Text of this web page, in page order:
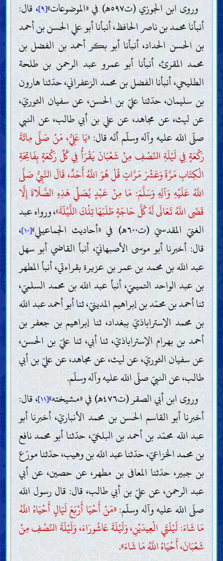
وروى ابن الجوزي (ت٥٩٧هـ) في «الموضوعات» [٩] ، قال:
أنبأنا محمد بن ناصر الحافظ، أنبأنا أبو علي الحسن بن أحمد
بن الحسن الحداد، أنبأنا أبو بكر أحمد بن الفضل بن
محمد المقرئ، أنبأنا أبو عمرو عبد الرحمن بن طلحة
الطليحي، أنبأنا الفضل بن محمد الزعفراني، حدّثنا هارون
بن سليمان، حدّثنا عليّ بن الحسن، عن سفيان الثوريّ،
عن ليث، عن مجاهد، عن علي بن أبي طالب، عن النبي
صلّى اللّه عليه وآله وسلّم أنّه قال:«يَا عَلِيُّ، مَنْ صَلَّى مِائَةَ
رَكْعَةٍ فِي لَيْلَةِ النِّصْفِ مِنْ شَعْبَانَ يَقْرَأُ فِي كُلِّ رَكْعَةٍ بِفَاتِحَةِ
الْكِتَابِ مَرَّةً وَعَشْرَ مَرَّاتٍ قُلْ هُوَ اللَّهُ أَحَدٌ، قَالَ النَّبِيُّ صَلَّى
اللَّهُ عَلَيْهِ وَآلِهِ وَسَلَّمَ: مَا مِنْ عَبْدٍ يُصَلِّي هَذِهِ الصَّلَاةَ إِلَّا
قَضَى اللَّهُ تَعَالَى لَهُ كُلَّ حَاجَةٍ طَلَبَهَا تِلْكَ اللَّيْلَةَ»، ورواه عبد
الغنيّ المقدسيّ (ت٦٠٠هـ) في «أحاديث الجماعيلي»
[١٠] ،
قال: أخبرنا أبو موسى الأصبهانيّ، أنبأ القاضي أبو سهل
عبد اللّه بن محمد بن عمر بن عزيرة بقراءتي، أنبأ المطهر
بن عبد الواحد التميميّ، أنبأ عبد اللّه بن محمد السلميّ،
ثنا أحمد بن محمّد بن إبراهيم المدينيّ، ثنا أبو أحمد عبد اللّه
بن محمد الإستراباذيّ ببغداد، ثنا إبراهيم بن جعفر بن
أحمد بن بهرام الإستراباذيّ، ثنا أبي، ثنا عليّ بن الحسن،
عن سفيان الثوريّ، عن ليث، عن مجاهد، عن عليّ بن أبي
طالب، عن النبيّ صلّى اللّه عليه وآله وسلّم.
وروى ابن أبي الصقر (ت٤٧٦هـ) في «مشيخته»
[١١] ، قال:
أخبرنا أبو القاسم الحسن بن محمد الأنباريّ، أخبرنا أبو
عبد اللّه محمّد بن أحمد بن البلخيّ، حدّثنا أبو محمد نافع
بن محمد الخزاعيّ، حدّثنا عبد اللّه بن وهيب، حدّثنا مورّع
بن جبير، حدّثنا المعافى بن مطهر، عن حصين، عن أبي
عبد الرحمن، عن عليّ بن أبي طالب، قال: قال رسول اللّه
صلّى اللّه عليه وآله وسلّم:«مَنْ أَحْيَا أَرْبَعَ لَيَالٍ أَحْيَاهُ اللَّهُ
مَا شَاءَ: لَيْلَتَيِ الْعِيدَيْنِ، وَلَيْلَةَ عَاشُورَاءَ، وَلَيْلَةَ النِّصْفِ مِنْ
شَعْبَانَ، أَحْيَاهُ اللَّهُ مَا شَاءَ».